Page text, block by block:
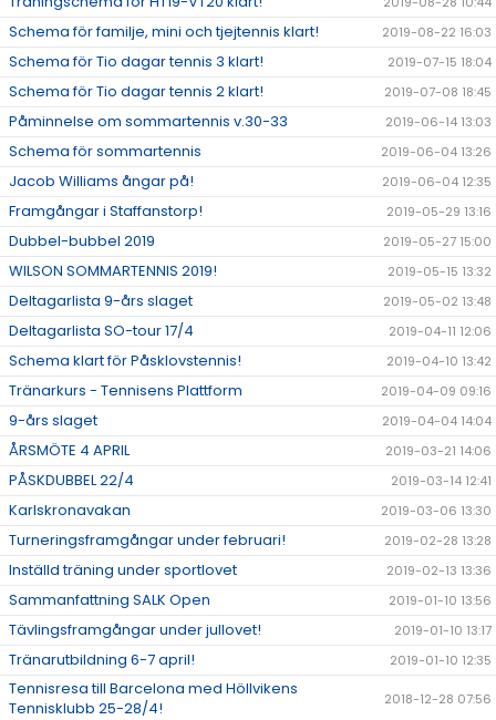
Schema för familje, mini och tjejtennis klart! 2019-08-22 16:03
Schema för Tio dagar tennis 3 klart! 2019-07-15 18:04
Schema för Tio dagar tennis 2 klart! 2019-07-08 18:45
Påminnelse om sommartennis v.30-33 2019-06-14 13:03
Schema för sommartennis 2019-06-04 13:26
Jacob Williams ångar på! 2019-06-04 12:35
Framgångar i Staffanstorp! 2019-05-29 13:16
Dubbel-bubbel 2019 2019-05-27 15:00
WILSON SOMMARTENNIS 2019! 2019-05-15 13:32
Deltagarlista 9-års slaget 2019-05-02 13:48
Deltagarlista SO-tour 17/4 2019-04-11 12:06
Schema klart för Påsklovstennis! 2019-04-10 13:42
Tränarkurs - Tennisens Plattform 2019-04-09 09:16
9-års slaget 2019-04-04 14:04
ÅRSMÖTE 4 APRIL 2019-03-21 14:06
PÅSKDUBBEL 22/4 2019-03-14 12:41
Karlskronavakan 2019-03-06 13:30
Turneringsframgångar under februari! 2019-02-28 13:28
Inställd träning under sportlovet 2019-02-13 13:36
Sammanfattning SALK Open 2019-01-10 13:56
Tävlingsframgångar under jullovet! 2019-01-10 13:17
Tränarutbildning 6-7 april! 2019-01-10 12:35
Tennisresa till Barcelona med Höllvikens
Tennisklubb 25-28/4!
2018-12-28 07:56